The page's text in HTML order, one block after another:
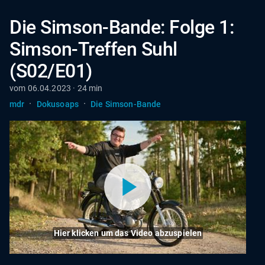
Die Simson-Bande: Folge 1:
Simson-Treffen Suhl
(S02/E01)
vom 06.04.2023 · 24 min
mdr · Dokusoaps · Die Simson-Bande
Hier klicken um das Video abzuspielen